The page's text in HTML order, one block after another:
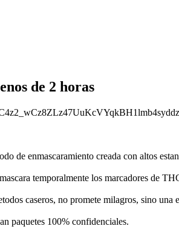
de 2 horas
de enmascaramiento creada con altos
temporalmente los marcadores de
caseros, no promete milagros, sino una
paquetes 100% confidenciales.